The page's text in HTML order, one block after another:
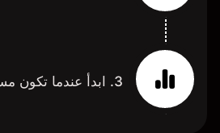
3. ابدأ عندما تكون مستعدًا